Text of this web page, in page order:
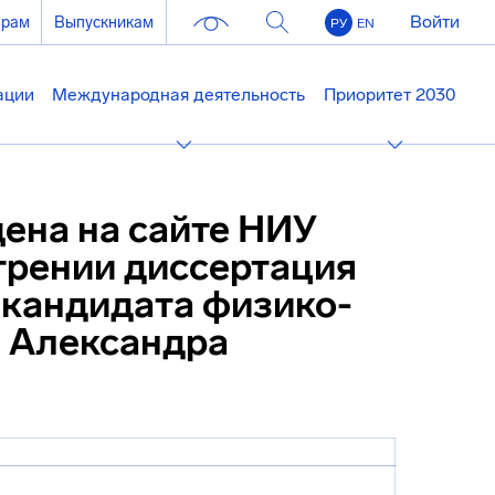
Выпускникам РУ EN Войти
Международная деятельность Приоритет 2030
на сайте НИУ
диссертация
физико-